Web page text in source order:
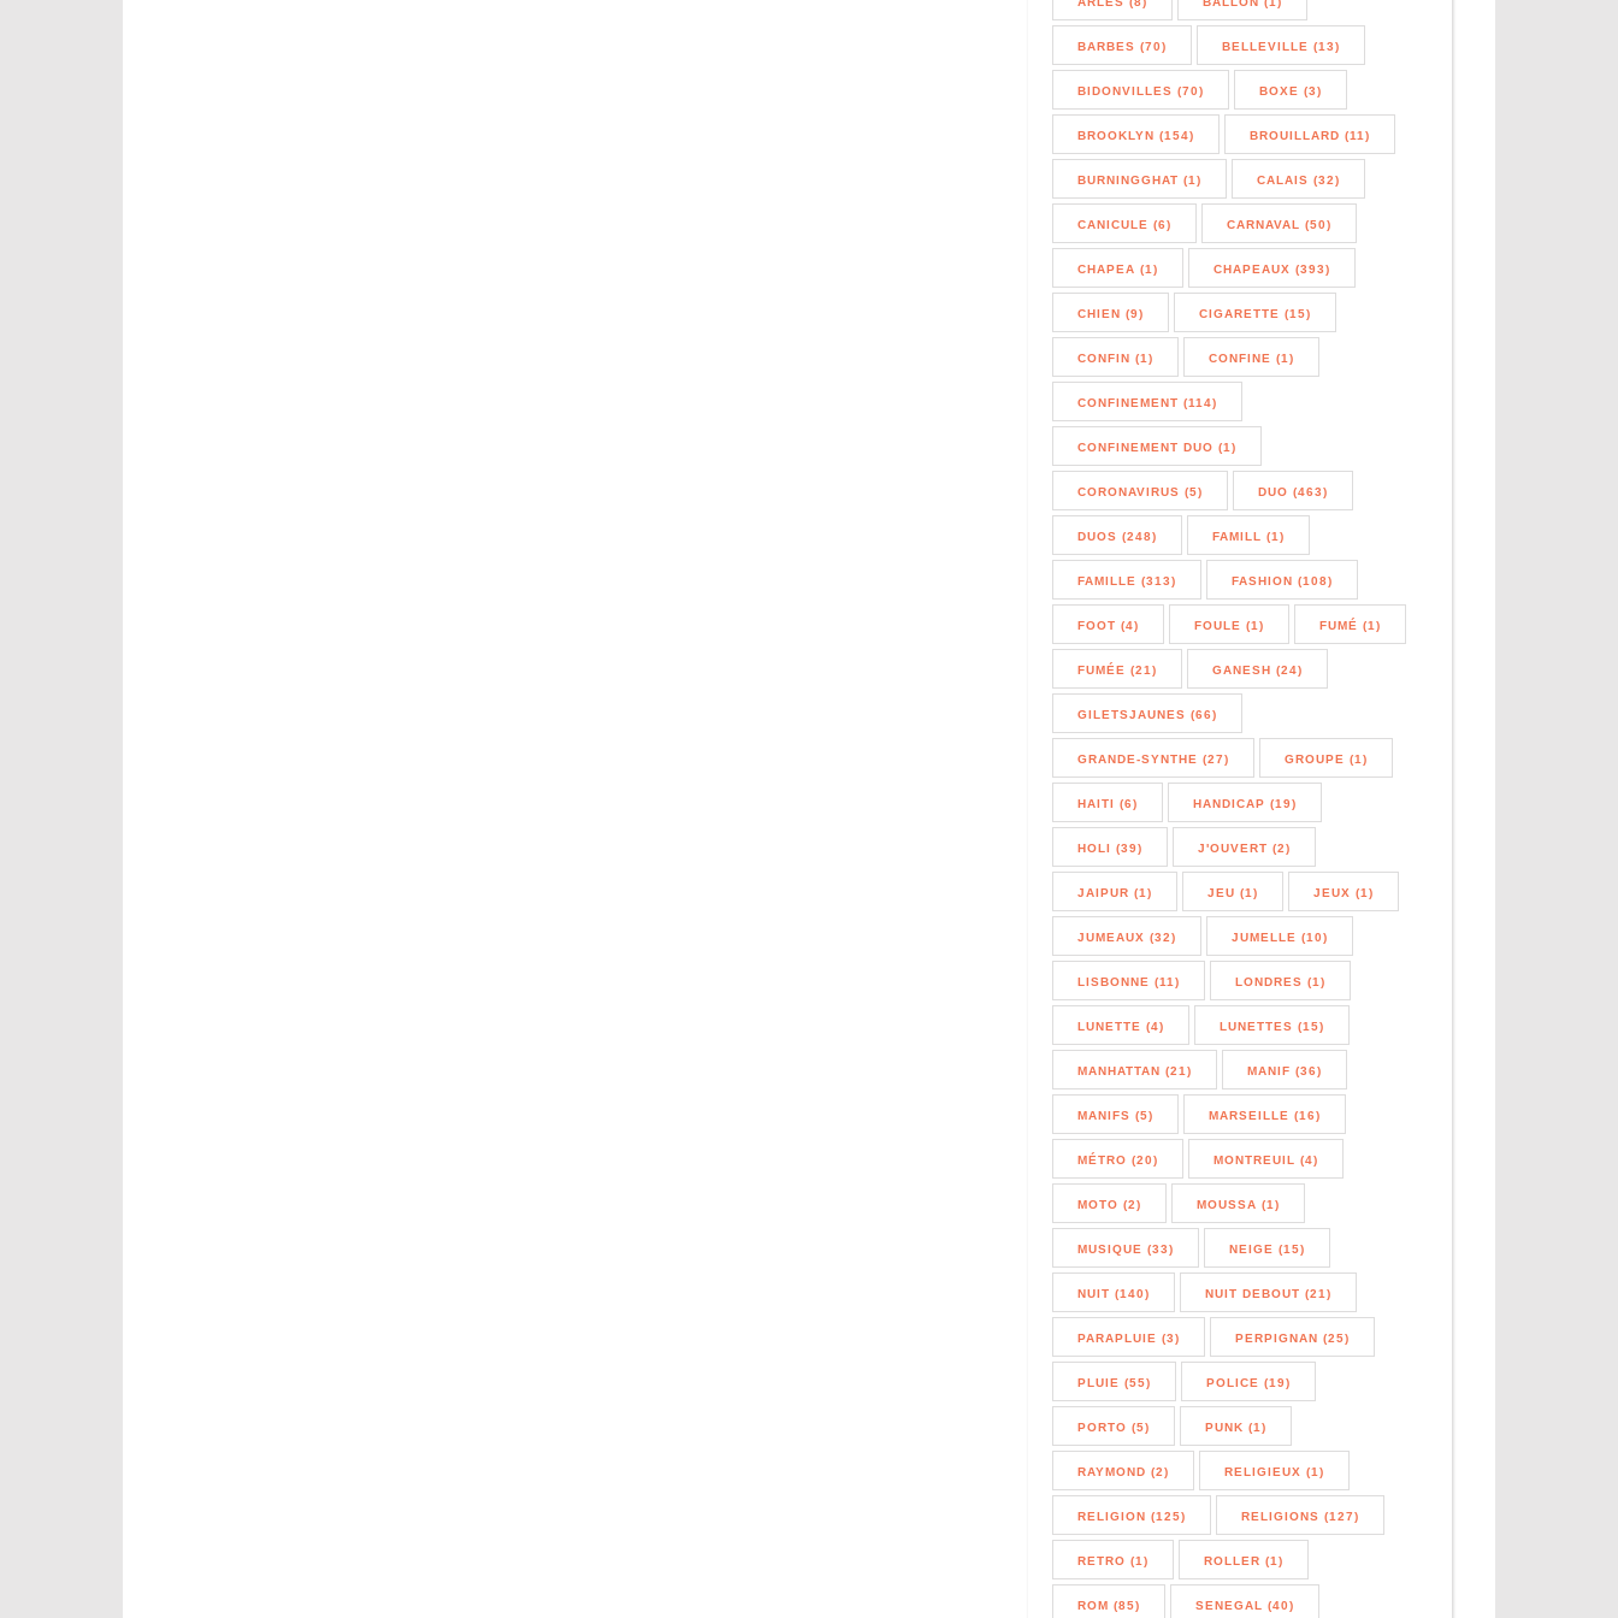
BARBES (70) BELLEVILLE (13)
BIDONVILLES (70) BOXE (3)
BROOKLYN (154) BROUILLARD (11)
BURNINGGHAT (1) CALAIS (32)
CANICULE (6) CARNAVAL (50)
CHAPEA (1) CHAPEAUX (393)
CHIEN (9) CIGARETTE (15)
CONFIN (1) CONFINE (1)
CONFINEMENT (114)
CONFINEMENT DUO (1)
CORONAVIRUS (5) DUO (463)
DUOS (248) FAMILL (1)
FAMILLE (313) FASHION (108)
FOOT (4) FOULE (1) FUMÉ (1)
FUMÉE (21) GANESH (24)
GILETSJAUNES (66)
GRANDE-SYNTHE (27) GROUPE (1)
HAITI (6) HANDICAP (19)
HOLI (39) J'OUVERT (2)
JAIPUR (1) JEU (1) JEUX (1)
JUMEAUX (32) JUMELLE (10)
LISBONNE (11) LONDRES (1)
LUNETTE (4) LUNETTES (15)
MANHATTAN (21) MANIF (36)
MANIFS (5) MARSEILLE (16)
MÉTRO (20) MONTREUIL (4)
MOTO (2) MOUSSA (1)
MUSIQUE (33) NEIGE (15)
NUIT (140) NUIT DEBOUT (21)
PARAPLUIE (3) PERPIGNAN (25)
PLUIE (55) POLICE (19)
PORTO (5) PUNK (1)
RAYMOND (2) RELIGIEUX (1)
RELIGION (125) RELIGIONS (127)
RETRO (1) ROLLER (1)
ROM (85) SENEGAL (40)